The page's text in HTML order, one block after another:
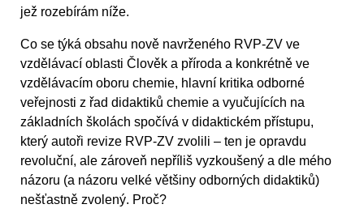
jež rozebírám níže.
Co se týká obsahu nově navrženého RVP-ZV ve
vzdělávací oblasti Člověk a příroda a konkrétně ve
vzdělávacím oboru chemie, hlavní kritika odborné
veřejnosti z řad didaktiků chemie a vyučujících na
základních školách spočívá v didaktickém přístupu,
který autoři revize RVP-ZV zvolili – ten je opravdu
revoluční, ale zároveň nepříliš vyzkoušený a dle mého
názoru (a názoru velké většiny odborných didaktiků)
nešťastně zvolený. Proč?